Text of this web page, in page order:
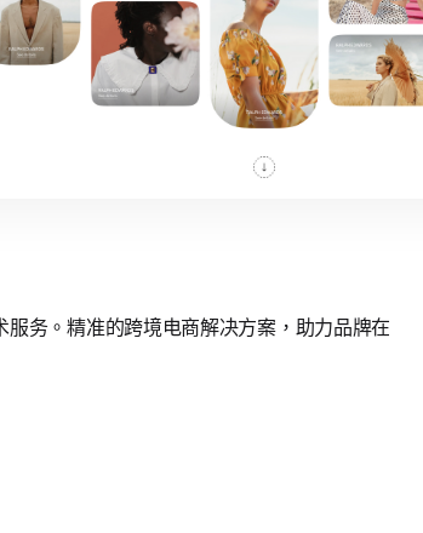
务。精准的跨境电商解决方案，助力品牌在